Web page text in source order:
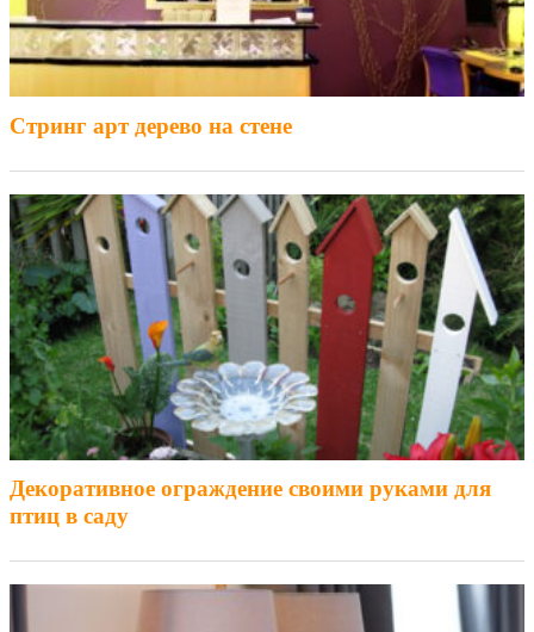
Стринг арт дерево на стене
Декоративное ограждение своими руками для
птиц в саду